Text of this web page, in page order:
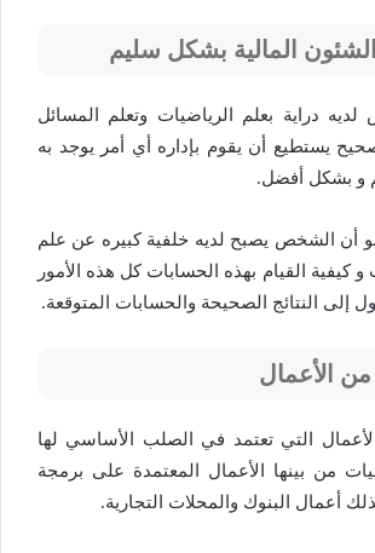
الشئون المالية بشكل سليم
دراية بعلم الرياضيات وتعلم المسائل
يستطيع أن يقوم بإداره أي أمر يوجد به
و بشكل أفضل.
أن الشخص يصبح لديه خلفية كبيره عن علم
و كيفية القيام بهذه الحسابات كل هذه الأمور
إلى النتائج الصحيحة والحسابات المتوقعة.
من الأعمال
التي تعتمد في الصلب الأساسي لها
من بينها الأعمال المعتمدة على برمجة
أعمال البنوك والمحلات التجارية.